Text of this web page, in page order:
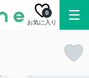
お気に入り
0